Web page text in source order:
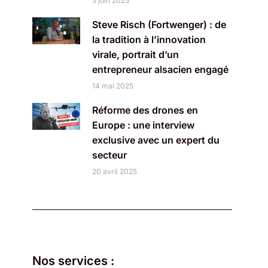
Steve Risch (Fortwenger) : de
la tradition à l’innovation
virale, portrait d’un
entrepreneur alsacien engagé
14 mai 2025
Réforme des drones en
Europe : une interview
exclusive avec un expert du
secteur
20 avril 2025
Nos services :